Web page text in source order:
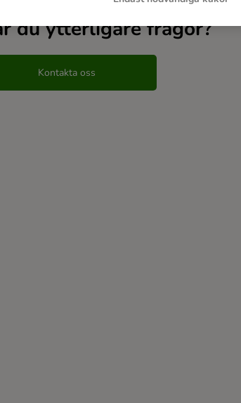
du ytterligare frågor?
Kontakta oss